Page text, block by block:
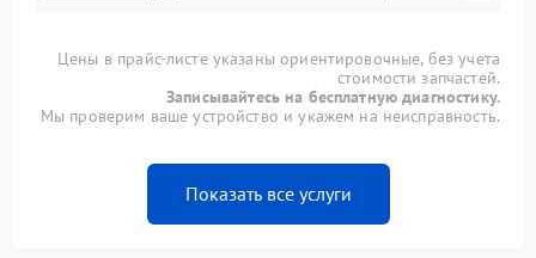
Цены в прайс-листе указаны ориентировочные, без учета
стоимости запчастей.
Записывайтесь на бесплатную диагностику.
Мы проверим ваше устройство и укажем на неисправность.
Показать все услуги